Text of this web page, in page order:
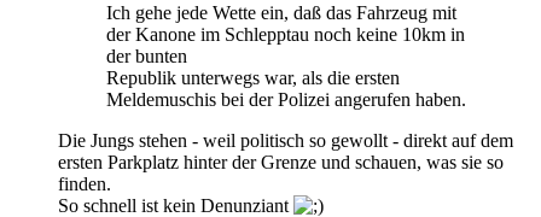
Ich gehe jede Wette ein, daß das Fahrzeug mit
der Kanone im Schlepptau noch keine 10km in
der bunten
Republik unterwegs war, als die ersten
Meldemuschis bei der Polizei angerufen haben.
Die Jungs stehen - weil politisch so gewollt - direkt auf dem
ersten Parkplatz hinter der Grenze und schauen, was sie so
finden.
So schnell ist kein Denunziant